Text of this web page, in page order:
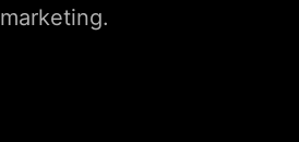
marketing.